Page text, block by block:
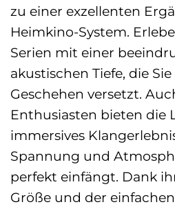
zu einer exzellenten
Heimkino-System.
Serien mit einer
akustischen Tiefe, die
Geschehen versetzt.
Enthusiasten bieten die
immersives
Spannung und
perfekt einfängt. Dank
Größe und der